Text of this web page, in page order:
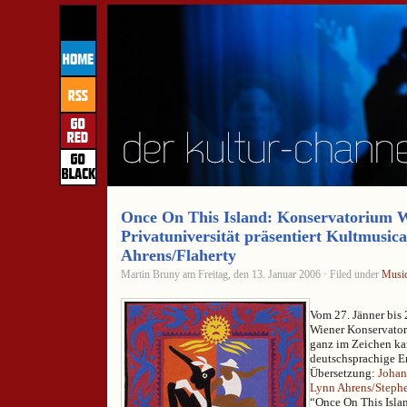
Once On This Island: Konservatorium
Privatuniversität präsentiert
Ahrens/Flaherty
Martin Bruny am Freitag, den 13. Januar 2006 · Filed under
Vom 27. Jänner bis
Wiener
ganz im Zeichen
deutschsprachige
Übersetzung:
Lynn Ahrens/
“Once On This